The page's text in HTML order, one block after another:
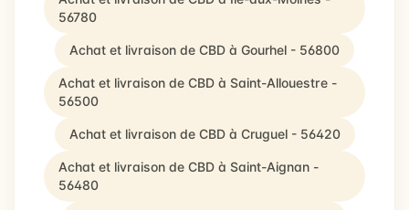
56780
Achat et livraison de CBD à Gourhel - 56800
Achat et livraison de CBD à Saint-Allouestre -
56500
Achat et livraison de CBD à Cruguel - 56420
Achat et livraison de CBD à Saint-Aignan -
56480